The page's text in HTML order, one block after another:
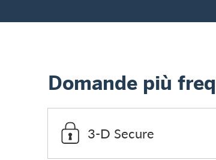
Domande più
3-D Secure